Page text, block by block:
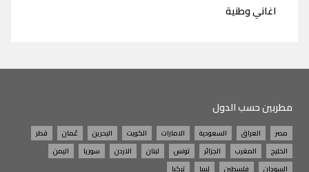
اغاني وطنية
مطربين حسب الدول
مصر العراق السعودية الامارات الكويت البحرين عُمان
قطر
الخليج
المغرب الجزائر تونس لبنان الاردن سوريا
اليمن
السودان
فلسطين ليبيا تركيا